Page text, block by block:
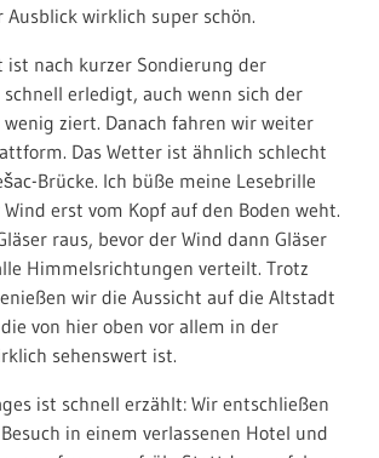
wirklich super schön.
ist nach kurzer Sondierung der
erledigt, auch wenn sich der
ziert. Danach fahren wir weiter
Das Wetter ist ähnlich schlecht
Brücke. Ich büße meine Lesebrille
erst vom Kopf auf den Boden weht.
raus, bevor der Wind dann Gläser
Himmelsrichtungen verteilt. Trotz
wir die Aussicht auf die Altstadt
von hier oben vor allem in der
sehenswert ist.
ist schnell erzählt: Wir entschließen
in einem verlassenen Hotel und